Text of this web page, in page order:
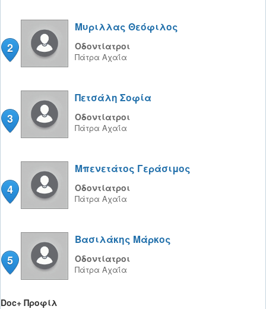
2
Μυριλλας Θεόφιλος
Οδοντίατροι
Πάτρα Αχαΐα
3
Πετσάλη Σοφία
Οδοντίατροι
Πάτρα Αχαΐα
4
Μπενετάτος Γεράσιμος
Οδοντίατροι
Πάτρα Αχαΐα
5
Βασιλάκης Μάρκος
Οδοντίατροι
Πάτρα Αχαΐα
Doc+ Προφίλ